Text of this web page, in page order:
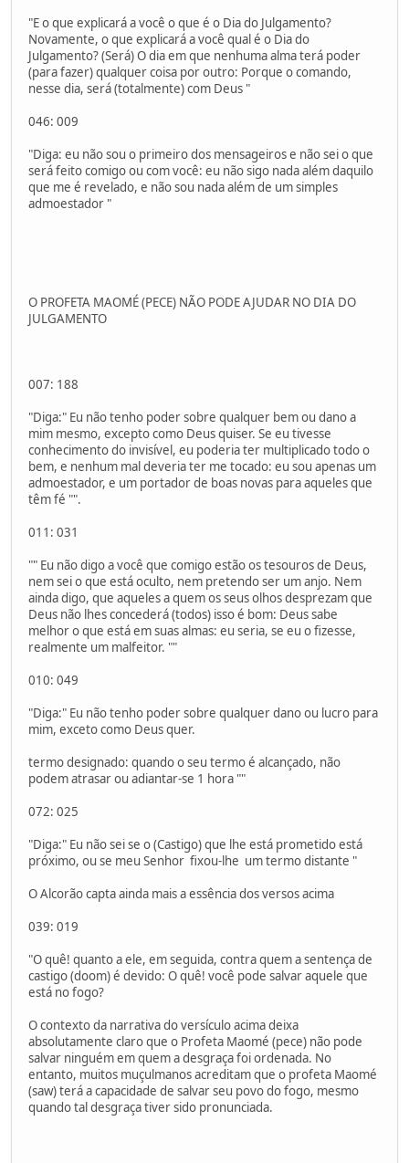
"E o que explicará a você o que é o Dia do Julgamento?
Novamente, o que explicará a você qual é o Dia do
Julgamento? (Será) O dia em que nenhuma alma terá poder
(para fazer) qualquer coisa por outro: Porque o comando,
nesse dia, será (totalmente) com Deus "
046: 009
"Diga: eu não sou o primeiro dos mensageiros e não sei o que
será feito comigo ou com você: eu não sigo nada além daquilo
que me é revelado, e não sou nada além de um simples
admoestador "
O PROFETA MAOMÉ (PECE) NÃO PODE AJUDAR NO DIA DO
JULGAMENTO
007: 188
"Diga:" Eu não tenho poder sobre qualquer bem ou dano a
mim mesmo, excepto como Deus quiser. Se eu tivesse
conhecimento do invisível, eu poderia ter multiplicado todo o
bem, e nenhum mal deveria ter me tocado: eu sou apenas um
admoestador, e um portador de boas novas para aqueles que
têm fé "".
011: 031
"" Eu não digo a você que comigo estão os tesouros de Deus,
nem sei o que está oculto, nem pretendo ser um anjo. Nem
ainda digo, que aqueles a quem os seus olhos desprezam que
Deus não lhes concederá (todos) isso é bom: Deus sabe
melhor o que está em suas almas: eu seria, se eu o fizesse,
realmente um malfeitor. ""
010: 049
"Diga:" Eu não tenho poder sobre qualquer dano ou lucro para
mim, exceto como Deus quer.
termo designado: quando o seu termo é alcançado, não
podem atrasar ou adiantar-se 1 hora ""
072: 025
"Diga:" Eu não sei se o (Castigo) que lhe está prometido está
próximo, ou se meu Senhor fixou-lhe um termo distante "
O Alcorão capta ainda mais a essência dos versos acima
039: 019
"O quê! quanto a ele, em seguida, contra quem a sentença de
castigo (doom) é devido: O quê! você pode salvar aquele que
está no fogo?
O contexto da narrativa do versículo acima deixa
absolutamente claro que o Profeta Maomé (pece) não pode
salvar ninguém em quem a desgraça foi ordenada. No
entanto, muitos muçulmanos acreditam que o profeta Maomé
(saw) terá a capacidade de salvar seu povo do fogo, mesmo
quando tal desgraça tiver sido pronunciada.